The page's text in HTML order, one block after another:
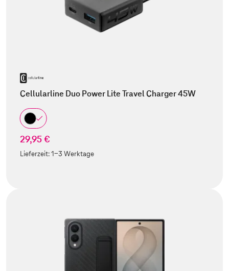
Cellularline Duo Power Lite Travel Charger 45W
29,95 €
Lieferzeit:1-3 Werktage